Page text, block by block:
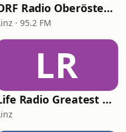
ORF Radio Oberösterreich
· 95.2 FM
LR
Life Radio Greatest Hits